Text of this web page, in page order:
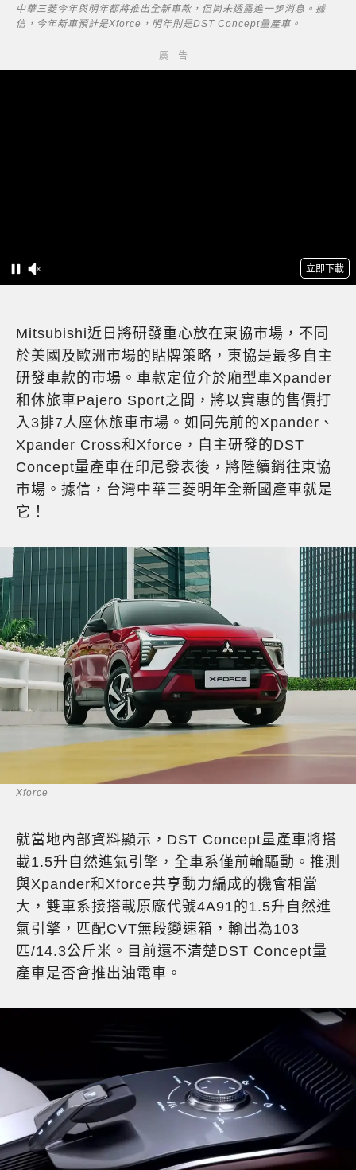
中華三菱今年與明年都將推出全新車款，但尚未透露進一步消息。據
信，今年新車預計是Xforce，明年則是DST Concept量產車。
Mitsubishi近日將研發重心放在東協市場，不同
於美國及歐洲市場的貼牌策略，東協是最多自主
研發車款的市場。車款定位介於廂型車Xpander
和休旅車Pajero Sport之間，將以實惠的售價打
入3排7人座休旅車市場。如同先前的Xpander、
Xpander Cross和Xforce，自主研發的DST
Concept量產車在印尼發表後，將陸續銷往東協
市場。據信，台灣中華三菱明年全新國產車就是
它！
Xforce
就當地內部資料顯示，DST Concept量產車將搭
載1.5升自然進氣引擎，全車系僅前輪驅動。推測
與Xpander和Xforce共享動力編成的機會相當
大，雙車系接搭載原廠代號4A91的1.5升自然進
氣引擎，匹配CVT無段變速箱，輸出為103
匹/14.3公斤米。目前還不清楚DST Concept量
產車是否會推出油電車。